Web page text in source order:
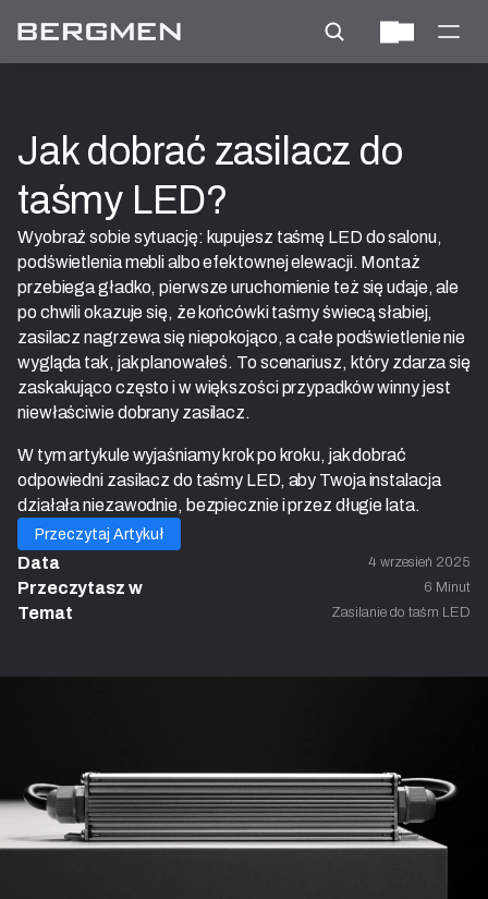
Jak dobrać zasilacz do
taśmy LED?
Wyobraź sobie sytuację: kupujesz taśmę LED do salonu,
podświetlenia mebli albo efektownej elewacji. Montaż
przebiega gładko, pierwsze uruchomienie też się udaje, ale
po chwili okazuje się, że końcówki taśmy świecą słabiej,
zasilacz nagrzewa się niepokojąco, a całe podświetlenie nie
wygląda tak, jak planowałeś. To scenariusz, który zdarza się
zaskakująco często i w większości przypadków winny jest
niewłaściwie dobrany zasilacz.
W tym artykule wyjaśniamy krok po kroku, jak dobrać
odpowiedni zasilacz do taśmy LED, aby Twoja instalacja
działała niezawodnie, bezpiecznie i przez długie lata.
Przeczytaj Artykuł
Data 4 wrzesień 2025
Przeczytasz w 6 Minut
Temat Zasilanie do taśm LED